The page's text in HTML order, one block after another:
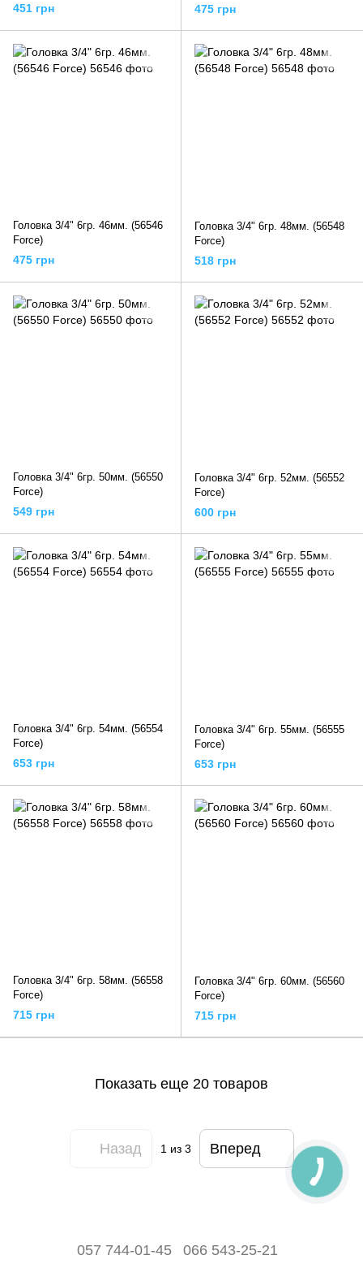
451 грн 475 грн
Головка 3/4" 6гр. 46мм. (56546
Force)
475 грн
Головка 3/4" 6гр. 48мм. (56548
Force)
518 грн
Головка 3/4" 6гр. 50мм. (56550
Force)
549 грн
Головка 3/4" 6гр. 52мм. (56552
Force)
600 грн
Головка 3/4" 6гр. 54мм. (56554
Force)
653 грн
Головка 3/4" 6гр. 55мм. (56555
Force)
653 грн
Головка 3/4" 6гр. 58мм. (56558
Force)
715 грн
Головка 3/4" 6гр. 60мм. (56560
Force)
715 грн
Показать еще 20 товаров
Назад 1из 3 Вперед
057 744-01-45 066 543-25-21